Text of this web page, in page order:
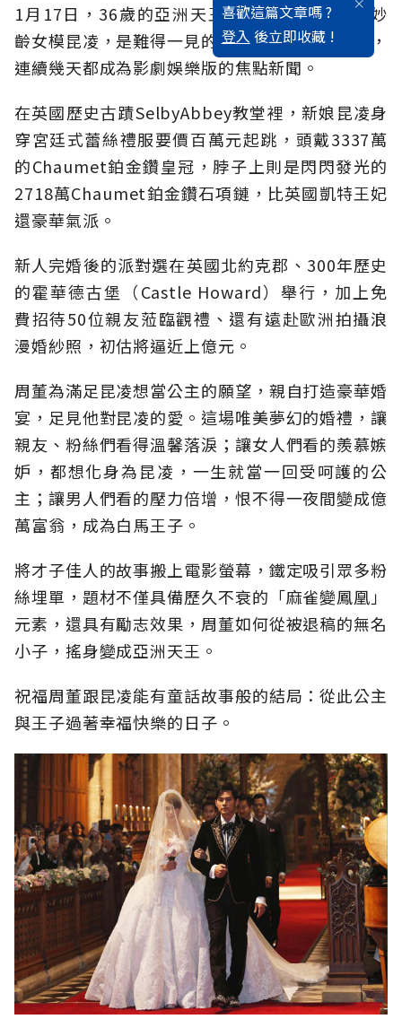
喜歡這篇文章嗎 ?
登入 後立即收藏 !
1月17日，36歲的亞洲天王周杰倫迎娶22歲的妙
齡女模昆凌，是難得一見的高規格豪華世紀婚禮，
連續幾天都成為影劇娛樂版的焦點新聞。
在英國歷史古蹟SelbyAbbey教堂裡，新娘昆凌身
穿宮廷式蕾絲禮服要價百萬元起跳，頭戴3337萬
的Chaumet鉑金鑽皇冠，脖子上則是閃閃發光的
2718萬Chaumet鉑金鑽石項鏈，比英國凱特王妃
還豪華氣派。
新人完婚後的派對選在英國北約克郡、300年歷史
的霍華德古堡（Castle Howard）舉行，加上免
費招待50位親友蒞臨觀禮、還有遠赴歐洲拍攝浪
漫婚紗照，初估將逼近上億元。
周董為滿足昆凌想當公主的願望，親自打造豪華婚
宴，足見他對昆凌的愛。這場唯美夢幻的婚禮，讓
親友、粉絲們看得溫馨落淚；讓女人們看的羨慕嫉
妒，都想化身為昆凌，一生就當一回受呵護的公
主；讓男人們看的壓力倍增，恨不得一夜間變成億
萬富翁，成為白馬王子。
將才子佳人的故事搬上電影螢幕，鐵定吸引眾多粉
絲埋單，題材不僅具備歷久不衰的「麻雀變鳳凰」
元素，還具有勵志效果，周董如何從被退稿的無名
小子，搖身變成亞洲天王。
祝福周董跟昆凌能有童話故事般的結局：從此公主
與王子過著幸福快樂的日子。